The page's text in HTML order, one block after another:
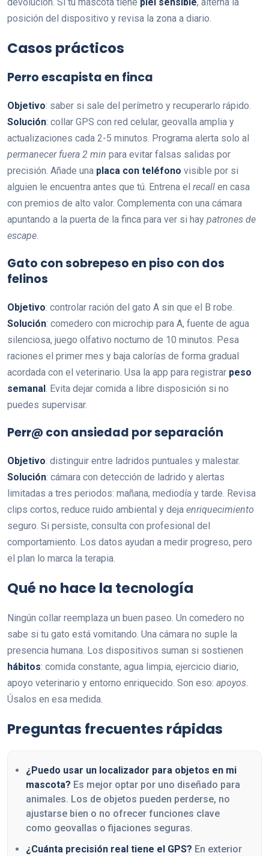
posición del dispositivo y revisa la zona a diario.
Casos prácticos
Perro escapista en finca
Objetivo: saber si sale del perímetro y recuperarlo rápido.
Solución: collar GPS con red celular, geovalla amplia y
actualizaciones cada 2-5 minutos. Programa alerta solo al
permanecer fuera 2 min para evitar falsas salidas por
precisión. Añade una placa con teléfono visible por si
alguien le encuentra antes que tú. Entrena el recall en casa
con premios de alto valor. Complementa con una cámara
apuntando a la puerta de la finca para ver si hay patrones de
escape.
Gato con sobrepeso en piso con dos
felinos
Objetivo: controlar ración del gato A sin que el B robe.
Solución: comedero con microchip para A, fuente de agua
silenciosa, juego olfativo nocturno de 10 minutos. Pesa
raciones el primer mes y baja calorías de forma gradual
acordada con el veterinario. Usa la app para registrar peso
semanal. Evita dejar comida a libre disposición si no
puedes supervisar.
Perr@ con ansiedad por separación
Objetivo: distinguir entre ladridos puntuales y malestar.
Solución: cámara con detección de ladrido y alertas
limitadas a tres periodos: mañana, mediodía y tarde. Revisa
clips cortos, reduce ruido ambiental y deja enriquecimiento
seguro. Si persiste, consulta con profesional del
comportamiento. Los datos ayudan a medir progreso, pero
el plan lo marca la terapia.
Qué no hace la tecnología
Ningún collar reemplaza un buen paseo. Un comedero no
sabe si tu gato está vomitando. Una cámara no suple la
presencia humana. Los dispositivos suman si sostienen
hábitos: comida constante, agua limpia, ejercicio diario,
apoyo veterinario y entorno enriquecido. Son eso: apoyos.
Úsalos en esa medida.
Preguntas frecuentes rápidas
¿Puedo usar un localizador para objetos en mi
mascota? Es mejor optar por uno diseñado para
animales. Los de objetos pueden perderse, no
ajustarse bien o no ofrecer funciones clave
como geovallas o fijaciones seguras.
¿Cuánta precisión real tiene el GPS? En exterior